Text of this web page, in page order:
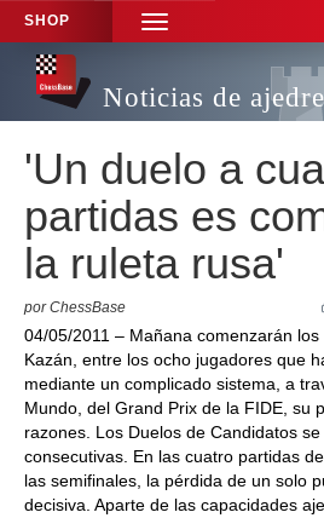
SHOP
TOGGLE
NAVIGATION
Noticias de
'Un duelo a
partidas es
la ruleta rusa'
por ChessBase
04/05/2011 – Mañana comenzarán
Kazán, entre los ocho jugadores que
mediante un complicado sistema, a
Mundo, del Grand Prix de la FIDE, su
razones. Los Duelos de Candidatos
consecutivas. En las cuatro partidas
las semifinales, la pérdida de un solo
decisiva. Aparte de las capacidades